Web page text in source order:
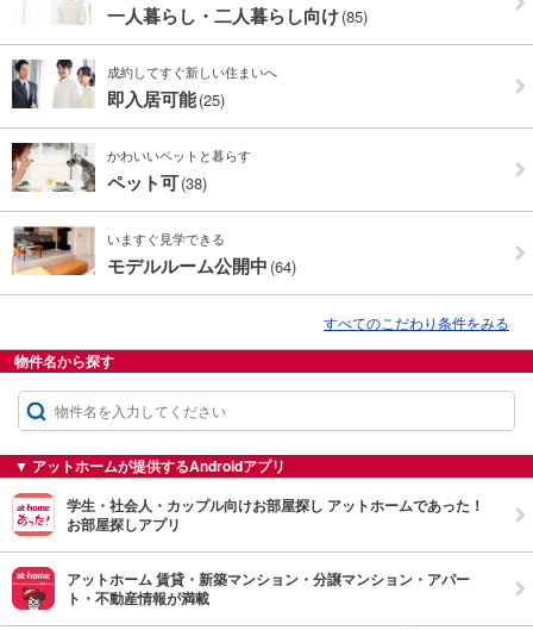
一人暮らし・二人暮らし向け(85)
成約してすぐ新しい住まいへ
即入居可能(25)
かわいいペットと暮らす
ペット可(38)
いますぐ見学できる
モデルルーム公開中 (64)
すべてのこだわり条件をみる
物件名から探す
▼ アットホームが提供するAndroidアプリ
学生・社会人・カップル向けお部屋探し アットホームであった！
お部屋探しアプリ
アットホーム 賃貸・新築マンション・分譲マンション・アパー
ト・不動産情報が満載